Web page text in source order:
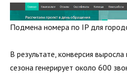
Подмена номера по IP для
В результате, конверсия
сезона генерирует около 600